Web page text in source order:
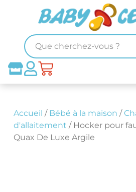
Accueil / Bébé à la maison /
d'allaitement / Hocker pour
Quax De Luxe Argile